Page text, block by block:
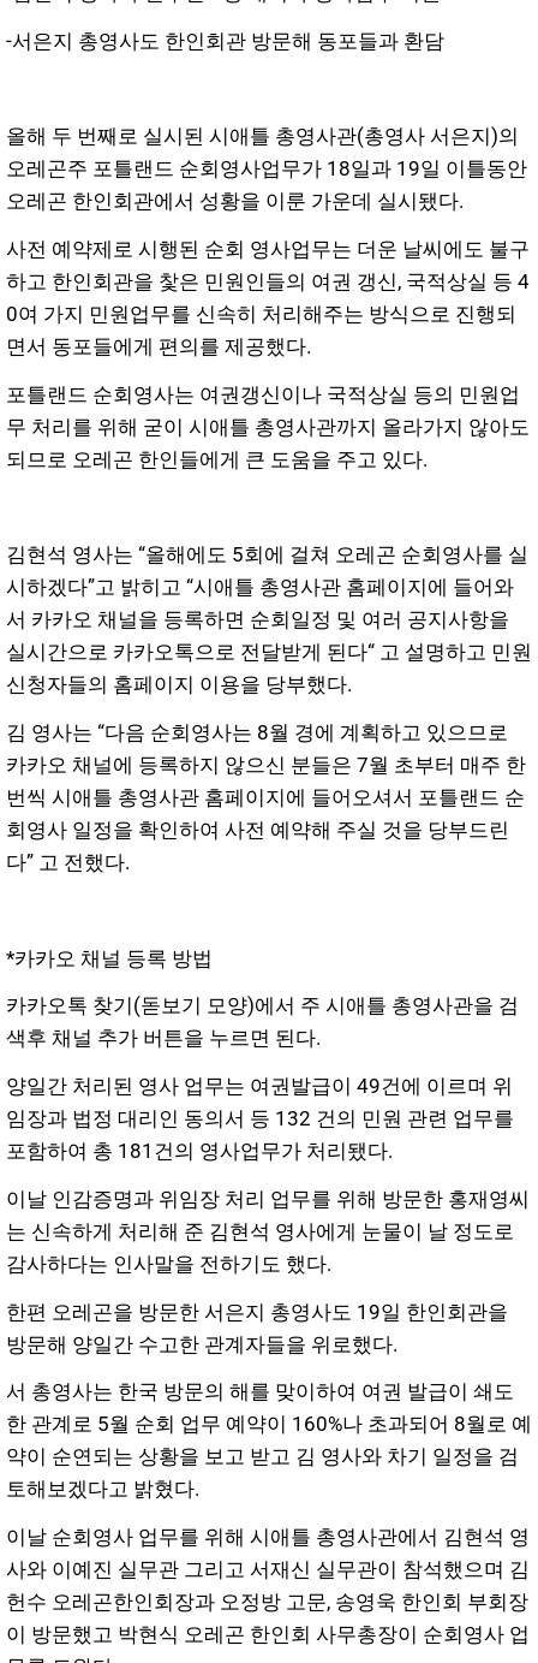
-서은지 총영사도 한인회관 방문해 동포들과 환담
올해 두 번째로 실시된 시애틀 총영사관(총영사 서은지)의
오레곤주 포틀랜드 순회영사업무가 18일과 19일 이틀동안
오레곤 한인회관에서 성황을 이룬 가운데 실시됐다.
사전 예약제로 시행된 순회 영사업무는 더운 날씨에도 불구
하고 한인회관을 찿은 민원인들의 여권 갱신, 국적상실 등 4
0여 가지 민원업무를 신속히 처리해주는 방식으로 진행되
면서 동포들에게 편의를 제공했다.
포틀랜드 순회영사는 여권갱신이나 국적상실 등의 민원업
무 처리를 위해 굳이 시애틀 총영사관까지 올라가지 않아도
되므로 오레곤 한인들에게 큰 도움을 주고 있다.
김현석 영사는 “올해에도 5회에 걸쳐 오레곤 순회영사를 실
시하겠다”고 밝히고 “시애틀 총영사관 홈페이지에 들어와
서 카카오 채널을 등록하면 순회일정 및 여러 공지사항을
실시간으로 카카오톡으로 전달받게 된다“ 고 설명하고 민원
신청자들의 홈페이지 이용을 당부했다.
김 영사는 “다음 순회영사는 8월 경에 계획하고 있으므로
카카오 채널에 등록하지 않으신 분들은 7월 초부터 매주 한
번씩 시애틀 총영사관 홈페이지에 들어오셔서 포틀랜드 순
회영사 일정을 확인하여 사전 예약해 주실 것을 당부드린
다” 고 전했다.
*카카오 채널 등록 방법
카카오톡 찾기(돋보기 모양)에서 주 시애틀 총영사관을 검
색후 채널 추가 버튼을 누르면 된다.
양일간 처리된 영사 업무는 여권발급이 49건에 이르며 위
임장과 법정 대리인 동의서 등 132 건의 민원 관련 업무를
포함하여 총 181건의 영사업무가 처리됐다.
이날 인감증명과 위임장 처리 업무를 위해 방문한 홍재영씨
는 신속하게 처리해 준 김현석 영사에게 눈물이 날 정도로
감사하다는 인사말을 전하기도 했다.
한편 오레곤을 방문한 서은지 총영사도 19일 한인회관을
방문해 양일간 수고한 관계자들을 위로했다.
서 총영사는 한국 방문의 해를 맞이하여 여권 발급이 쇄도
한 관계로 5월 순회 업무 예약이 160%나 초과되어 8월로 예
약이 순연되는 상황을 보고 받고 김 영사와 차기 일정을 검
토해보겠다고 밝혔다.
이날 순회영사 업무를 위해 시애틀 총영사관에서 김현석 영
사와 이예진 실무관 그리고 서재신 실무관이 참석했으며 김
헌수 오레곤한인회장과 오정방 고문, 송영욱 한인회 부회장
이 방문했고 박현식 오레곤 한인회 사무총장이 순회영사 업